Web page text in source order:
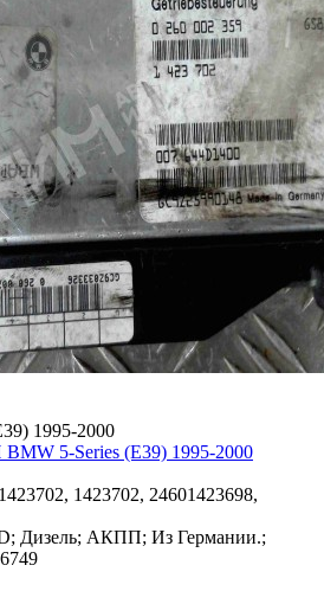
1995-2000
5-Series (E39) 1995-2000
1423702, 24601423698,
Дизель; АКПП; Из Германии.;